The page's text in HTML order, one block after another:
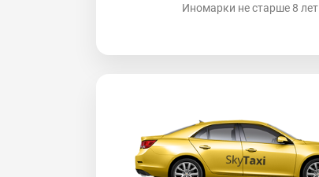
Иномарки не старше 8 лет